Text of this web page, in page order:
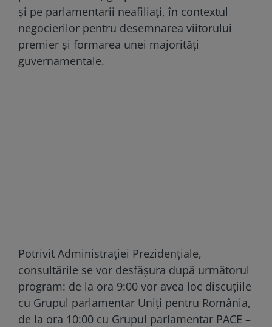
și pe parlamentarii neafiliați, în contextul
negocierilor pentru desemnarea viitorului
premier și formarea unei majorități
guvernamentale.
Potrivit Administrației Prezidențiale,
consultările se vor desfășura după următorul
program: de la ora 9:00 vor avea loc discuțiile
cu Grupul parlamentar Uniți pentru România,
de la ora 10:00 cu Grupul parlamentar PACE –